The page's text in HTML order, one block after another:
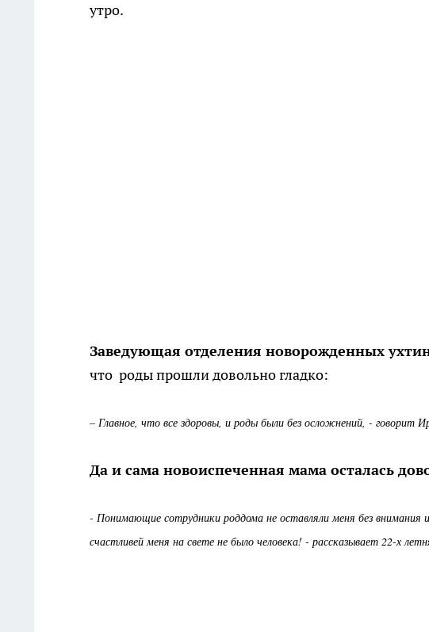
утро.
Заведующая отделения новорожденных
что роды прошли довольно гладко:
– Главное, что все здоровы, и роды были без осложнений, - говорит
Да и сама новоиспеченная мама осталась
- Понимающие сотрудники роддома не оставляли меня без внимания
счастливей меня на свете не было человека! - рассказывает 22-х